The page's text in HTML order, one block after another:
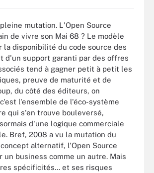
mutation. L'Open Source
de vivre son Mai 68 ? Le modèle
la disponibilité du code source des
d'un support garanti par des offres
tend à gagner petit à petit les
preuve de maturité et de
du côté des éditeurs, on
l'ensemble de l'éco-système
qui s'en trouve bouleversé,
d'une logique commerciale
Bref, 2008 a vu la mutation du
alternatif, l'Open Source
un business comme un autre. Mais
spécificités... et ses risques